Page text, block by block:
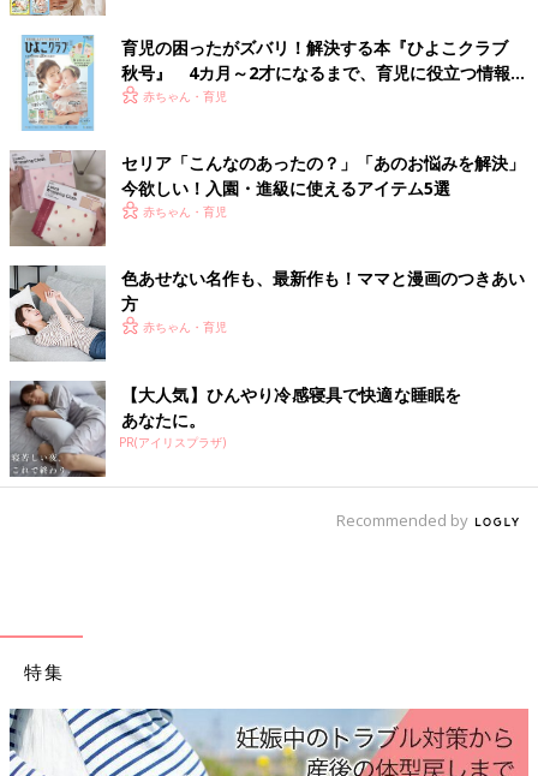
育児の困ったがズバリ！解決する本『ひよこクラブ
秋号』 4カ月～2才になるまで、育児に役立つ情報が
いっぱい！
赤ちゃん・育児
セリア「こんなのあったの？」「あのお悩みを解決」
今欲しい！入園・進級に使えるアイテム5選
赤ちゃん・育児
色あせない名作も、最新作も！ママと漫画のつきあい
方
赤ちゃん・育児
【大人気】ひんやり冷感寝具で快適な睡眠を
あなたに。
PR(アイリスプラザ)
Recommended by
特集